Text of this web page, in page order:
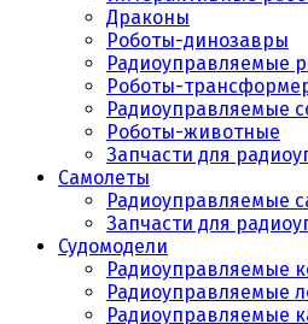
Драконы
Роботы-динозавры
Радиоуправляемые
Роботы-
Радиоуправляемые
Роботы-животные
Запчасти для
Самолеты
Радиоуправляемые
Запчасти для
Судомодели
Радиоуправляемые
Радиоуправляемые
Радиоуправляемые